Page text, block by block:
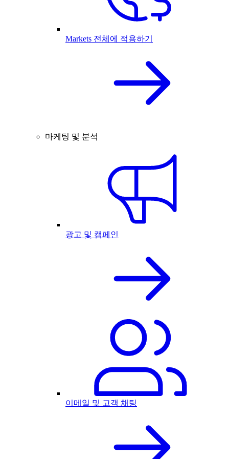
Markets 전체에 적용하기
마케팅 및 분석
광고 및 캠페인
이메일 및 고객 채팅